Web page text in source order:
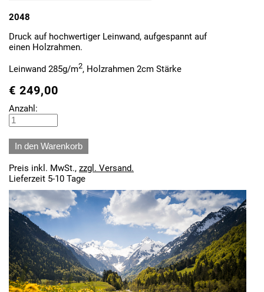
2048
Druck auf hochwertiger Leinwand, aufgespannt auf
einen Holzrahmen.
Leinwand 285g/m2, Holzrahmen 2cm Stärke
€ 249,00
Anzahl:
Preis inkl. MwSt., zzgl. Versand.
Lieferzeit 5-10 Tage